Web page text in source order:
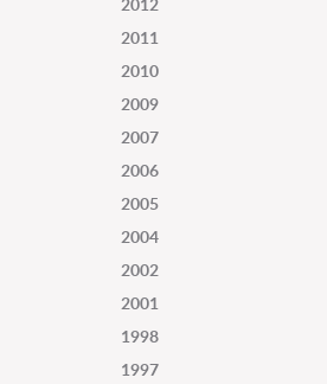
2011
2010
2009
2007
2006
2005
2004
2002
2001
1998
1997